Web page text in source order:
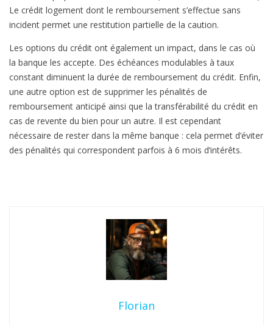
Le crédit logement dont le remboursement s’effectue sans
incident permet une restitution partielle de la caution.
Les options du crédit ont également un impact, dans le cas où
la banque les accepte. Des échéances modulables à taux
constant diminuent la durée de remboursement du crédit. Enfin,
une autre option est de supprimer les pénalités de
remboursement anticipé ainsi que la transférabilité du crédit en
cas de revente du bien pour un autre. Il est cependant
nécessaire de rester dans la même banque : cela permet d’éviter
des pénalités qui correspondent parfois à 6 mois d’intérêts.
Florian